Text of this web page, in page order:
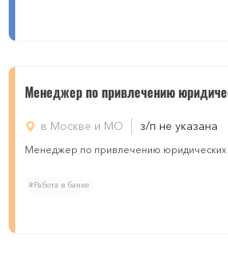
Менеджер по привлечению
в Москве и МО з/п не указана
Менеджер по привлечению юридических
#Работа в банке